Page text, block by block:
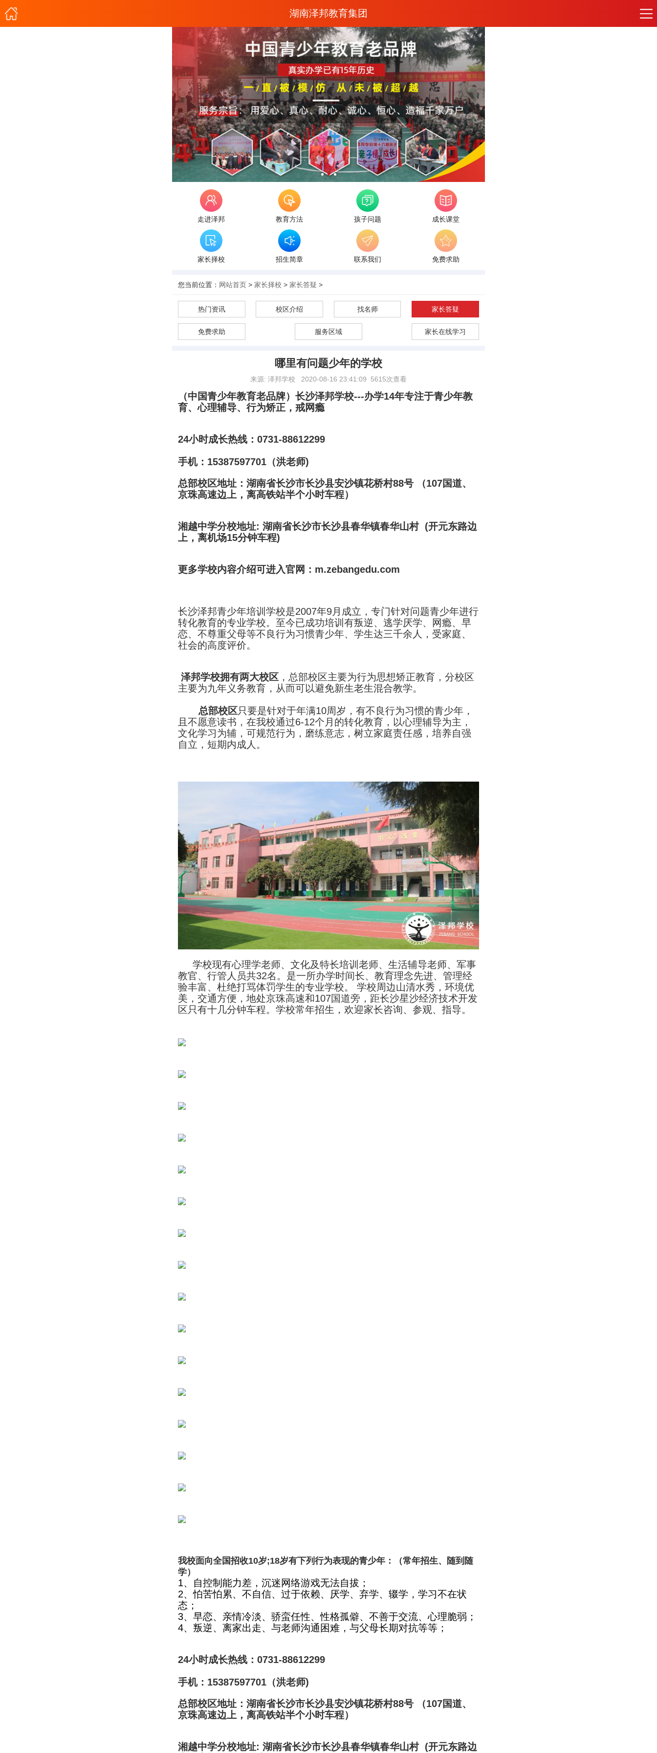
湖南泽邦教育集团
走进泽邦 教育方法 孩子问题 成长课堂
家长择校 招生简章 联系我们 免费求助
您当前位置： 网站首页 > 家长择校 > 家长答疑 >
热门资讯 校区介绍 找名师 家长答疑
免费求助 服务区域 家长在线学习
哪里有问题少年的学校
来源: 泽邦学校 2020-08-16 23:41:09 5615次查看
（中国青少年教育老品牌） 长沙泽邦学校---办学14年专注于青少年教
育、心理辅导、行为矫正，戒网瘾
24小时成长热线：0731-88612299
手机：15387597701（洪老师)
总部校区地址：湖南省长沙市长沙县安沙镇花桥村88号 （107国道、
京珠高速边上，离高铁站半个小时车程）
湘越中学分校地址: 湖南省长沙市长沙县春华镇春华山村 (开元东路边
上，离机场15分钟车程)
更多学校内容介绍可进入官网：m.zebangedu.com
长沙泽邦青少年培训学校是2007年9月成立，专门针对问题青少年进行
转化教育的专业学校。至今已成功培训有叛逆、逃学厌学、网瘾、早
恋、不尊重父母等不良行为习惯青少年、学生达三千余人，受家庭、
社会的高度评价。
泽邦学校拥有两大校区 ，总部校区主要为行为思想矫正教育，分校区
主要为九年义务教育，从而可以避免新生老生混合教学。
总部校区只要是针对于年满10周岁，有不良行为习惯的青少年，
且不愿意读书，在我校通过6-12个月的转化教育，以心理辅导为主，
文化学习为辅，可规范行为，磨练意志，树立家庭责任感，培养自强
自立，短期内成人。
学校现有心理学老师、文化及特长培训老师、生活辅导老师、军事
教官、行管人员共32名。是一所办学时间长、教育理念先进、管理经
验丰富、杜绝打骂体罚学生的专业学校。 学校周边山清水秀，环境优
美，交通方便，地处京珠高速和107国道旁，距长沙星沙经济技术开发
区只有十几分钟车程。学校常年招生，欢迎家长咨询、参观、指导。
我校面向全国招收10岁;18岁有下列行为表现的青少年：（常年招生、随到随
学）
1、自控制能力差，沉迷网络游戏无法自拔；
2、怕苦怕累、不自信、过于依赖、厌学、弃学、辍学，学习不在状
态；
3、早恋、亲情冷淡、骄蛮任性、性格孤僻、不善于交流、心理脆弱；
4、叛逆、离家出走、与老师沟通困难，与父母长期对抗等等；
24小时成长热线：0731-88612299
手机：15387597701（洪老师)
总部校区地址：湖南省长沙市长沙县安沙镇花桥村88号 （107国道、
京珠高速边上，离高铁站半个小时车程）
湘越中学分校地址: 湖南省长沙市长沙县春华镇春华山村 (开元东路边